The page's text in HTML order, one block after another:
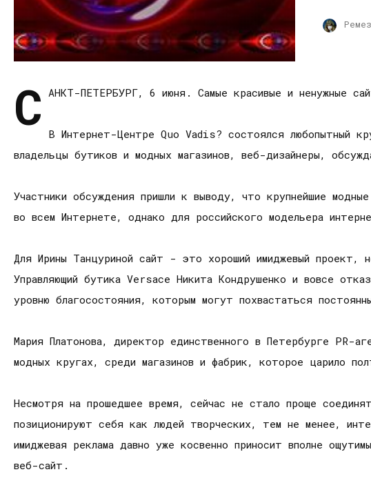
С АНКТ-ПЕТЕРБУРГ, 6 июня. Самые красивые и ненужные
В Интернет-Центре Quo Vadis? состоялся любопытный
владельцы бутиков и модных магазинов, веб-дизайнеры,
Участники обсуждения пришли к выводу, что крупнейшие
во всем Интернете, однако для российского модельера
Для Ирины Танцуриной сайт - это хороший имиджевый проект,
Управляющий бутика Versace Никита Кондрушенко и вовсе
уровню благосостояния, которым могут похвастаться
Мария Платонова, директор единственного в Петербурге PR-
модных кругах, среди магазинов и фабрик, которое царило
Несмотря на прошедшее время, сейчас не стало проще
позиционируют себя как людей творческих, тем не менее,
имиджевая реклама давно уже косвенно приносит вполне
веб-сайт.